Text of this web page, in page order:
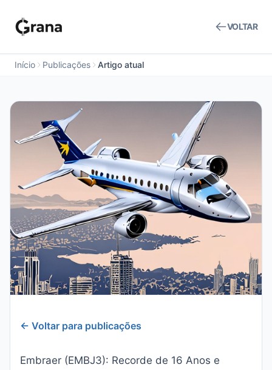
VOLTAR
Início Publicações Artigo atual
← Voltar para publicações
Embraer (EMBJ3): Recorde de 16 Anos e